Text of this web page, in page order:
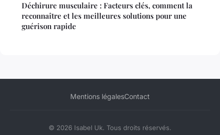
Déchirure musculaire : Facteurs clés, comment la
reconnaître et les meilleures solutions pour une
guérison rapide
Mentions légalesContact
© 2026 Isabel Uk. Tous droits réservés.